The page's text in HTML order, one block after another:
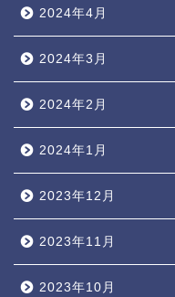
2024年4月
2024年3月
2024年2月
2024年1月
2023年12月
2023年11月
2023年10月